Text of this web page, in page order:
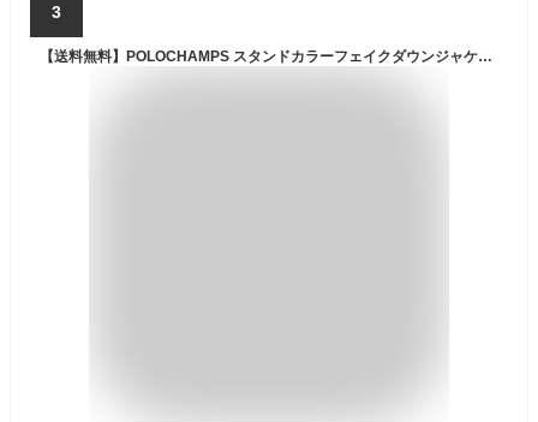
3
【送料無料】POLOCHAMPS スタンドカラーフェイクダウンジャケット キッズ 子供服 男の子 女の子 中綿アウター マウンテンジャケット 中綿ジャケット ジャンパー 防寒 暖かい 冬物 冬服 無地 ポロチャンプス ジュニア 110cm 120cm 130cm 140cm 150cm 160cm「PL44-20」